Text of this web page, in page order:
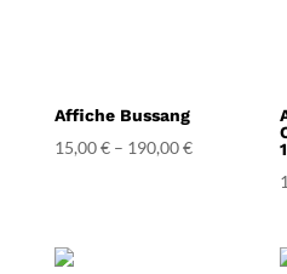
Affiche Bussang
15,00€– 190,00€